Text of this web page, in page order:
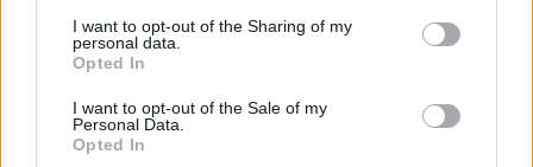
I want to opt-out of the Sharing of my
personal data.
Opted In
I want to opt-out of the Sale of my
Personal Data.
Opted In